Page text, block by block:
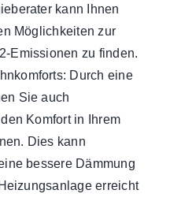
kann Ihnen
Möglichkeiten zur
Emissionen zu finden.
Durch eine
Sie auch
Komfort in Ihrem
Dies kann
bessere Dämmung
erreicht